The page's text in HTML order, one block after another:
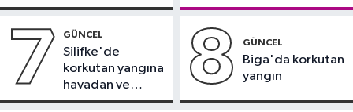
kavga
7 GÜNCEL
Silifke'de
korkutan yangına
havadan ve
karadan
8 GÜNCEL
Biga'da korkutan
yangın